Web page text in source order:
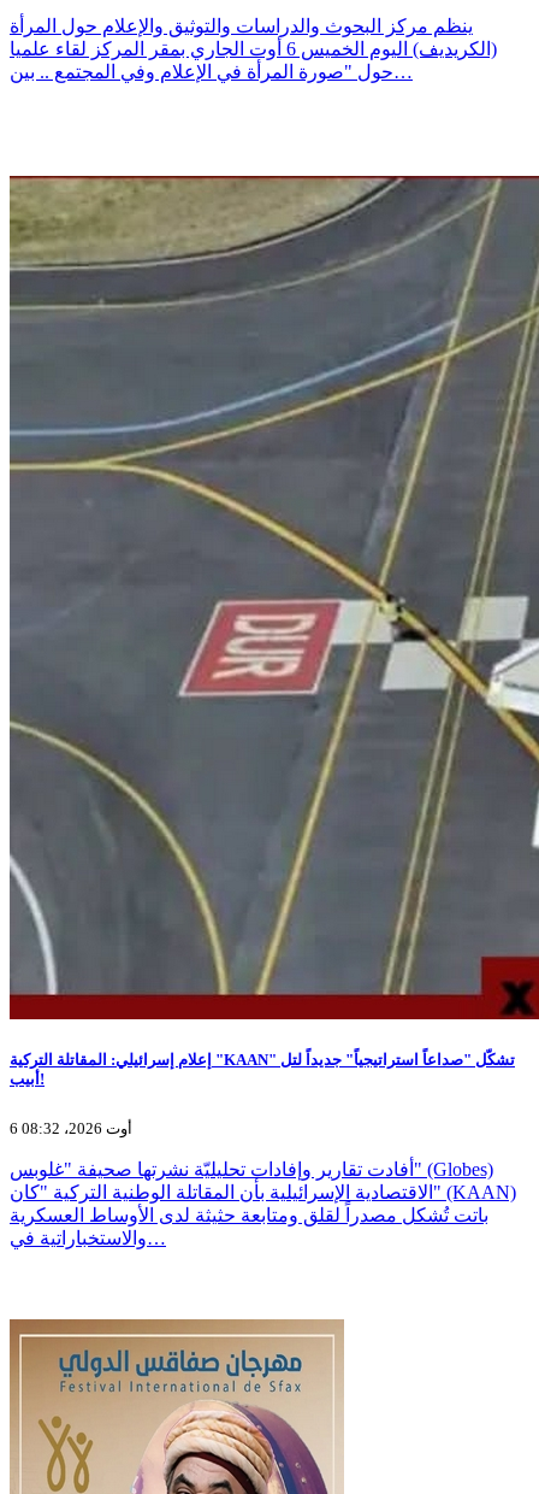
ينظم مركز البحوث والدراسات والتوثيق والإعلام حول المرأة
(الكريديف) اليوم الخميس 6 أوت الجاري بمقر المركز لقاء علميا
حول "صورة المرأة في الإعلام وفي المجتمع .. بين…
إعلام إسرائيلي: المقاتلة التركية "KAAN" تشكّل "صداعاً استراتيجياً" جديداً لتل
أبيب!
6 أوت 2026، 08:32
أفادت تقارير وإفادات تحليليّة نشرتها صحيفة "غلوبس" (Globes)
الاقتصادية الإسرائيلية بأن المقاتلة الوطنية التركية "كان" (KAAN)
باتت تُشكل مصدراً لقلق ومتابعة حثيثة لدى الأوساط العسكرية
والاستخباراتية في…